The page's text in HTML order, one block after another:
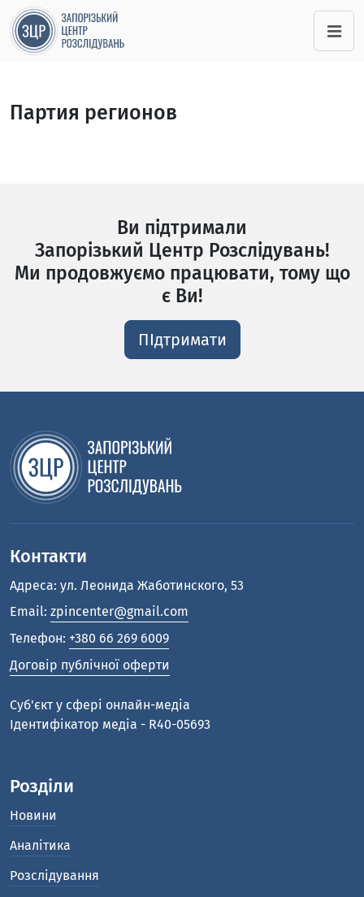
Партия регионов
Ви підтримали
Запорізький Центр Розслідувань!
Ми продовжуємо працювати, тому що
є Ви!
ПІдтримати
Контакти
Адреса: ул. Леонида Жаботинского, 53
Email: zpincenter@gmail.com
Телефон: +380 66 269 6009
Договір публічної оферти
Cуб'єкт у сфері онлайн-медіа
Ідентифікатор медіа - R40-05693
Розділи
Новини
Аналітика
Розслідування